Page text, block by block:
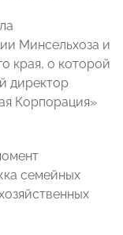
Минсельхоза и
края, о которой
директор
Корпорация»
семейных